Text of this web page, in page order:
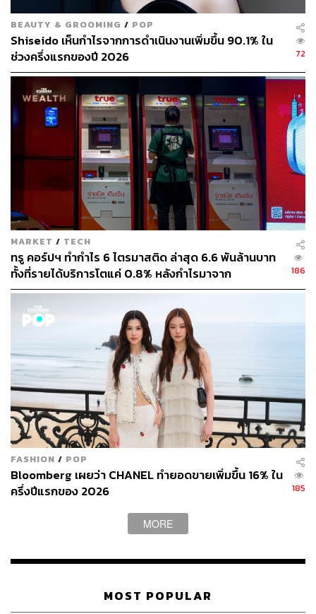
ช่องทางติดตามTHE STANDARD WEALTH
Twitter:twitter.com/standard_wealth
Instagram:
instagram.com/thestandardwealth
Official Line: https://lin.ee/xfPbXUP
สามารถติดตาม THE STANDARD WEALTH
ผ่านแอปพลิเคชันต่างๆ ที่คุณสะดวกหรือใช้งานอยู่แล้วได้เลย
47
ABOUT THE AUTHOR
สำนักข่าวเศรษฐกิจ ธุรกิจ และการลงทุน โดย
ทีมข่าว THE STANDARD
BEAUTY & GROOMING / POP
Shiseido เห็นกำไรจากการดำเนินงานเพิ่มขึ้น 90.1% ใน
ช่วงครึ่งแรกของปี 2026
72
MARKET / TECH
ทรู คอร์ปฯ ทำกำไร 6 ไตรมาสติด ล่าสุด 6.6 พันล้านบาท
ทั้งที่รายได้บริการโตแค่ 0.8% หลังกำไรมาจาก
ประสิทธิภาพและใบอนุญาตคลื่น ไม่ใช่การขยายรายได้
186
FASHION / POP
Bloomberg เผยว่า CHANEL ทำยอดขายเพิ่มขึ้น 16% ใน
ครึ่งปีแรกของ 2026
185
MORE
MOST POPULAR